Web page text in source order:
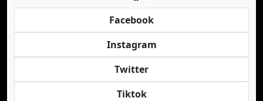
Facebook
Instagram
Twitter
Tiktok